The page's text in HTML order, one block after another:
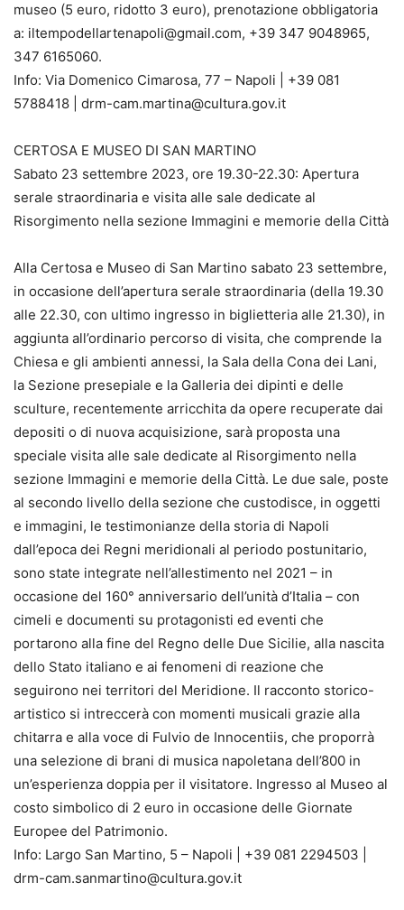
museo (5 euro, ridotto 3 euro), prenotazione obbligatoria
a: iltempodellartenapoli@gmail.com, +39 347 9048965,
347 6165060.
Info: Via Domenico Cimarosa, 77 – Napoli | +39 081
5788418 | drm-cam.martina@cultura.gov.it
CERTOSA E MUSEO DI SAN MARTINO
Sabato 23 settembre 2023, ore 19.30-22.30: Apertura
serale straordinaria e visita alle sale dedicate al
Risorgimento nella sezione Immagini e memorie della Città
Alla Certosa e Museo di San Martino sabato 23 settembre,
in occasione dell’apertura serale straordinaria (della 19.30
alle 22.30, con ultimo ingresso in biglietteria alle 21.30), in
aggiunta all’ordinario percorso di visita, che comprende la
Chiesa e gli ambienti annessi, la Sala della Cona dei Lani,
la Sezione presepiale e la Galleria dei dipinti e delle
sculture, recentemente arricchita da opere recuperate dai
depositi o di nuova acquisizione, sarà proposta una
speciale visita alle sale dedicate al Risorgimento nella
sezione Immagini e memorie della Città. Le due sale, poste
al secondo livello della sezione che custodisce, in oggetti
e immagini, le testimonianze della storia di Napoli
dall’epoca dei Regni meridionali al periodo postunitario,
sono state integrate nell’allestimento nel 2021 – in
occasione del 160° anniversario dell’unità d’Italia – con
cimeli e documenti su protagonisti ed eventi che
portarono alla fine del Regno delle Due Sicilie, alla nascita
dello Stato italiano e ai fenomeni di reazione che
seguirono nei territori del Meridione. Il racconto storico-
artistico si intreccerà con momenti musicali grazie alla
chitarra e alla voce di Fulvio de Innocentiis, che proporrà
una selezione di brani di musica napoletana dell’800 in
un’esperienza doppia per il visitatore. Ingresso al Museo al
costo simbolico di 2 euro in occasione delle Giornate
Europee del Patrimonio.
Info: Largo San Martino, 5 – Napoli | +39 081 2294503 |
drm-cam.sanmartino@cultura.gov.it